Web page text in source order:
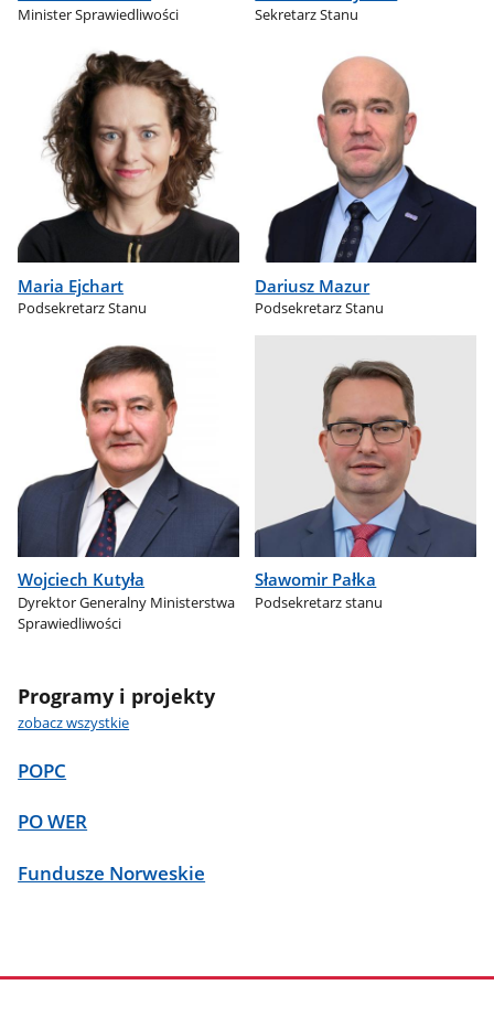
Minister Sprawiedliwości Sekretarz Stanu
Maria Ejchart
Podsekretarz Stanu
Dariusz Mazur
Podsekretarz Stanu
Wojciech Kutyła
Dyrektor Generalny Ministerstwa
Sprawiedliwości
Sławomir Pałka
Podsekretarz stanu
Programy i projekty
zobacz wszystkie
POPC
PO WER
Fundusze Norweskie